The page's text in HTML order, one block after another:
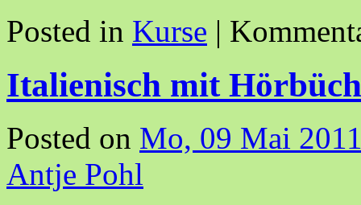
Posted in Kurse |
Italienisch mit
Posted on Mo, 09 Mai
Antje Pohl